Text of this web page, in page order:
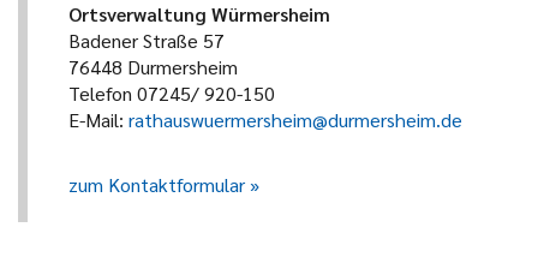
Ortsverwaltung Würmersheim
Badener Straße 57
76448 Durmersheim
Telefon 07245/ 920-150
E-Mail: rathauswuermersheim@durmersheim.de
zum Kontaktformular